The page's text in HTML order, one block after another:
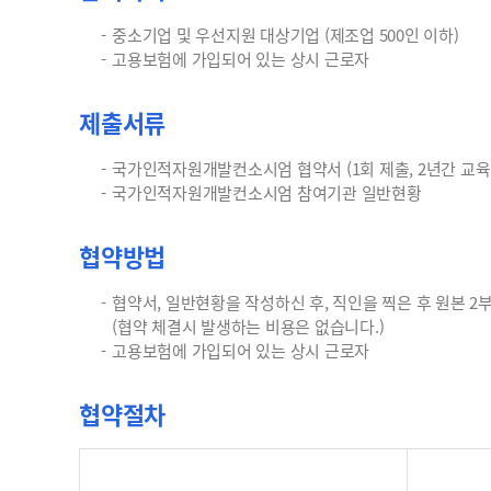
중소기업 및 우선지원 대상기업 (제조업 500인 이하)
고용보험에 가입되어 있는 상시 근로자
제출서류
국가인적자원개발컨소시엄 협약서 (1회 제출, 2년간 교
국가인적자원개발컨소시엄 참여기관 일반현황
협약방법
협약서, 일반현황을 작성하신 후, 직인을 찍은 후 원본 2
(협약 체결시 발생하는 비용은 없습니다.)
고용보험에 가입되어 있는 상시 근로자
협약절차